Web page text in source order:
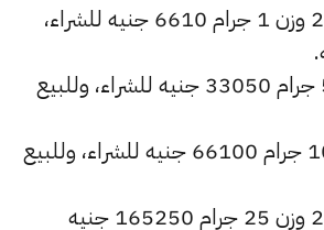
سعر الذهب عيار 21 وزن 1 جرام 6610 جنيه للشراء،
سعر عيار 21 وزن 5 جرام 33050 جنيه للشراء، وللبيع
سعر عيار 21 وزن 10 جرام 66100 جنيه للشراء، وللبيع
سعر الذهب عيار 21 وزن 25 جرام 165250 جنيه